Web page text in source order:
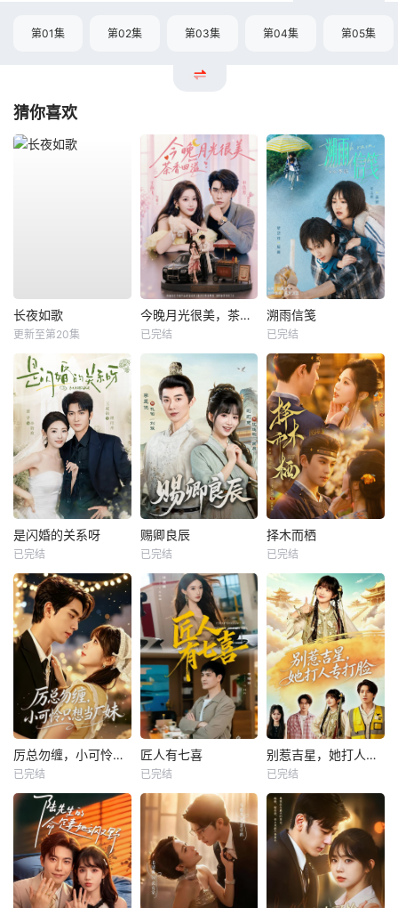
第01集 第02集 第03集 第04集 第05集
猜你喜欢
长夜如歌
更新至第20集
今晚月光很美，茶香四溢
已完结
溯雨信笺
已完结
是闪婚的关系呀
已完结
赐卿良辰
已完结
择木而栖
已完结
厉总勿缠，小可怜只想当厂妹
已完结
匠人有七喜
已完结
别惹吉星，她打人专打脸
已完结